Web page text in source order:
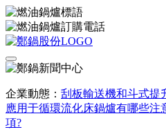
企業動態： 刮板輸送機和斗式提
應用于循環流化床鍋爐有哪些注
項?